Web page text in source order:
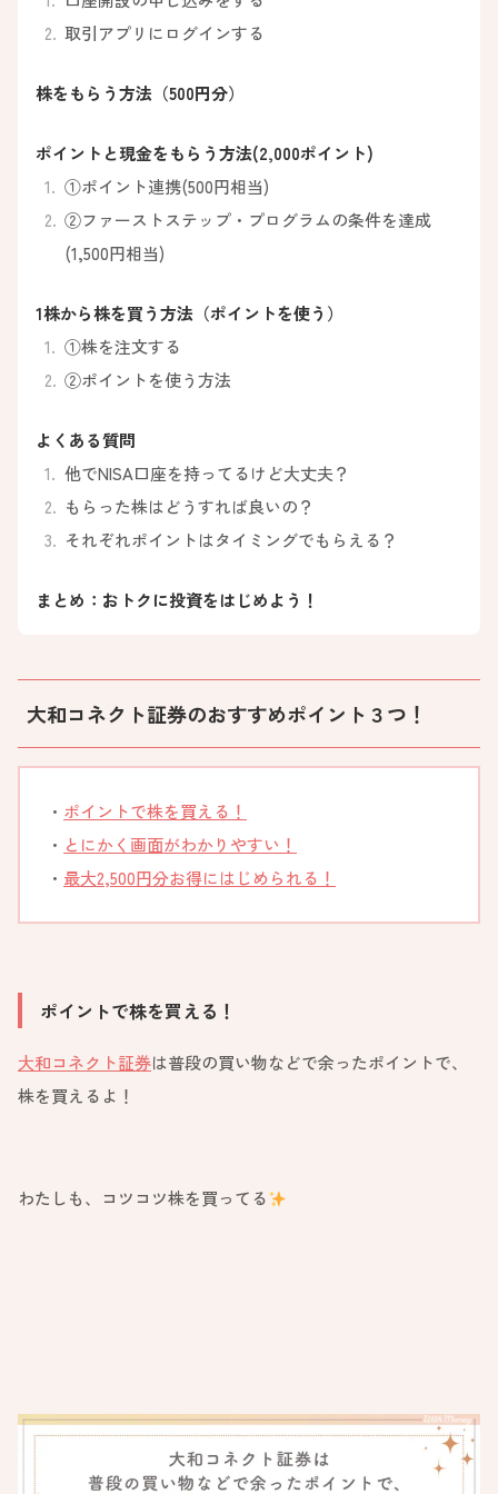
取引アプリにログインする
株をもらう方法（500円分）
ポイントと現金をもらう方法(2,000ポイント)
①ポイント連携(500円相当)
②ファーストステップ・プログラムの条件を達成
(1,500円相当)
1株から株を買う方法（ポイントを使う）
①株を注文する
②ポイントを使う方法
よくある質問
他でNISA口座を持ってるけど大丈夫？
もらった株はどうすれば良いの？
それぞれポイントはタイミングでもらえる？
まとめ：おトクに投資をはじめよう！
大和コネクト証券のおすすめポイント３つ！
ポイントで株を買える！
とにかく画面がわかりやすい！
最大2,500円分お得にはじめられる！
ポイントで株を買える！
大和コネクト証券は普段の買い物などで余ったポイントで、
株を買えるよ！
わたしも、コツコツ株を買ってる